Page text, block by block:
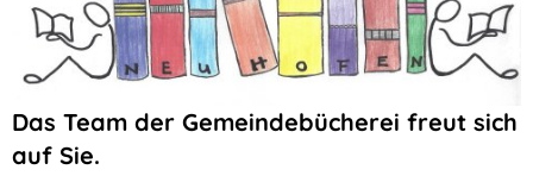
Das Team der Gemeindebücherei freut sich
auf Sie.